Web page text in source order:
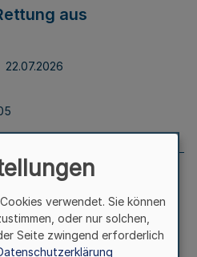
aus
22.07.2026
Nr. 204 vom
verwendet. Sie können
oder nur solchen,
Seite zwingend erforderlich